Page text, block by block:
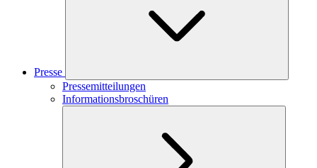
Presse
Pressemitteilungen
Informationsbroschüren